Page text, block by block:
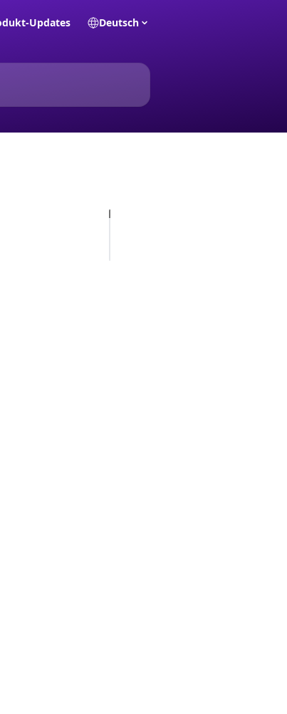
Updates Deutsch